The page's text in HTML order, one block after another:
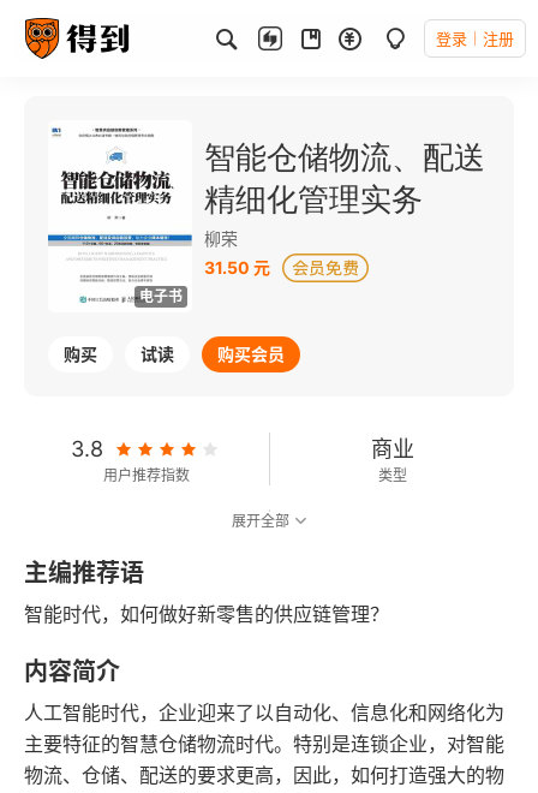
登录 注册
电子书
智能仓储物流、配送
精细化管理实务
柳荣
31.50 元
购买 试读 购买会员
3.8
用户推荐指数
商业
类型
2020-08-01
发行日期
展开全部
主编推荐语
智能时代，如何做好新零售的供应链管理？
内容简介
人工智能时代，企业迎来了以自动化、信息化和网络化为
主要特征的智慧仓储物流时代。特别是连锁企业，对智能
物流、仓储、配送的要求更高，因此，如何打造强大的物